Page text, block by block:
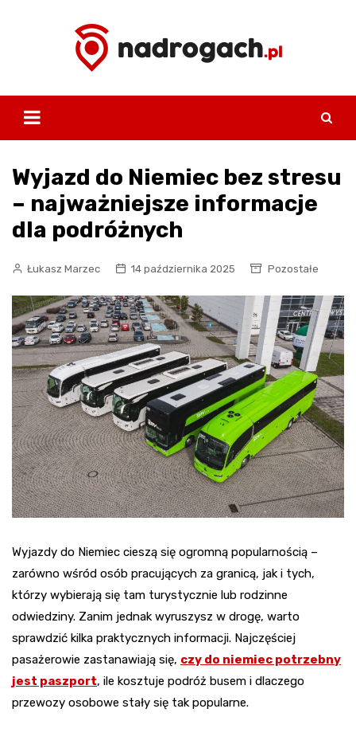
Wyjazd do Niemiec bez stresu
– najważniejsze informacje
dla podróżnych
Łukasz Marzec 14 października 2025 Pozostałe
Wyjazdy do Niemiec cieszą się ogromną popularnością –
zarówno wśród osób pracujących za granicą, jak i tych,
którzy wybierają się tam turystycznie lub rodzinne
odwiedziny. Zanim jednak wyruszysz w drogę, warto
sprawdzić kilka praktycznych informacji. Najczęściej
pasażerowie zastanawiają się, czy do niemiec potrzebny
jest paszport, ile kosztuje podróż busem i dlaczego
przewozy osobowe stały się tak popularne.